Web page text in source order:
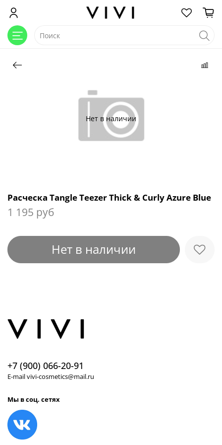
Нет в наличии
Расческа Tangle Teezer Thick & Curly Azure Blue
1 195 руб
Нет в наличии
+7 (900) 066-20-91
E-mail vivi-cosmetics@mail.ru
Мы в соц. сетях